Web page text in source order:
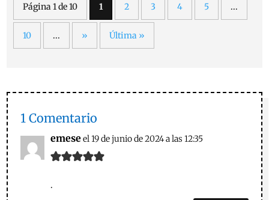
Página 1 de 10 1 2 3 4 5 ...
10 ... » Última »
1 Comentario
emeseel 19 de junio de 2024 a las 12:35
.